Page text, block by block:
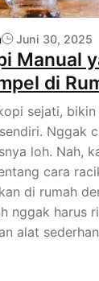
Juni 30, 2025
Manual
di
sejati,
Nggak
loh. Nah,
cara
di rumah
nggak harus
alat